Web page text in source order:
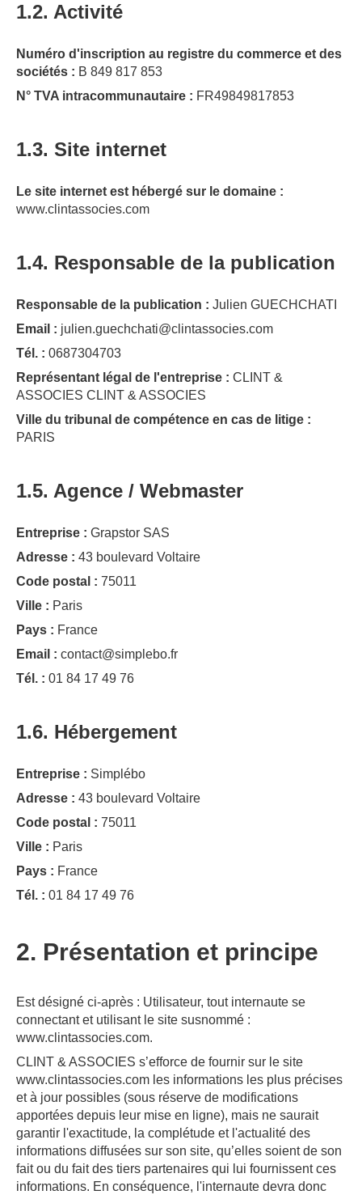
1.2. Activité
Numéro d'inscription au registre du commerce et des
sociétés : B 849 817 853
N° TVA intracommunautaire : FR49849817853
1.3. Site internet
Le site internet est hébergé sur le domaine :
www.clintassocies.com
1.4. Responsable de la publication
Responsable de la publication : Julien GUECHCHATI
Email : julien.guechchati@clintassocies.com
Tél. : 0687304703
Représentant légal de l'entreprise : CLINT &
ASSOCIES CLINT & ASSOCIES
Ville du tribunal de compétence en cas de litige :
PARIS
1.5. Agence / Webmaster
Entreprise : Grapstor SAS
Adresse : 43 boulevard Voltaire
Code postal : 75011
Ville : Paris
Pays : France
Email : contact@simplebo.fr
Tél. : 01 84 17 49 76
1.6. Hébergement
Entreprise : Simplébo
Adresse : 43 boulevard Voltaire
Code postal : 75011
Ville : Paris
Pays : France
Tél. : 01 84 17 49 76
2. Présentation et principe
Est désigné ci-après : Utilisateur, tout internaute se
connectant et utilisant le site susnommé :
www.clintassocies.com.
CLINT & ASSOCIES s’efforce de fournir sur le site
www.clintassocies.com les informations les plus précises
et à jour possibles (sous réserve de modifications
apportées depuis leur mise en ligne), mais ne saurait
garantir l'exactitude, la complétude et l'actualité des
informations diffusées sur son site, qu’elles soient de son
fait ou du fait des tiers partenaires qui lui fournissent ces
informations. En conséquence, l'internaute devra donc